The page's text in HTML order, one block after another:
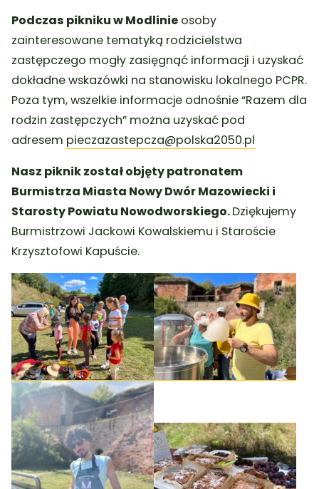
Podczas pikniku w Modlinie osoby
zainteresowane tematyką rodzicielstwa
zastępczego mogły zasięgnąć informacji i uzyskać
dokładne wskazówki na stanowisku lokalnego PCPR.
Poza tym, wszelkie informacje odnośnie “Razem dla
rodzin zastępczych” można uzyskać pod
adresem pieczazastepcza@polska2050.pl
Nasz piknik został objęty patronatem
Burmistrza Miasta Nowy Dwór Mazowiecki i
Starosty Powiatu Nowodworskiego.Dziękujemy
Burmistrzowi Jackowi Kowalskiemu i Staroście
Krzysztofowi Kapuście.